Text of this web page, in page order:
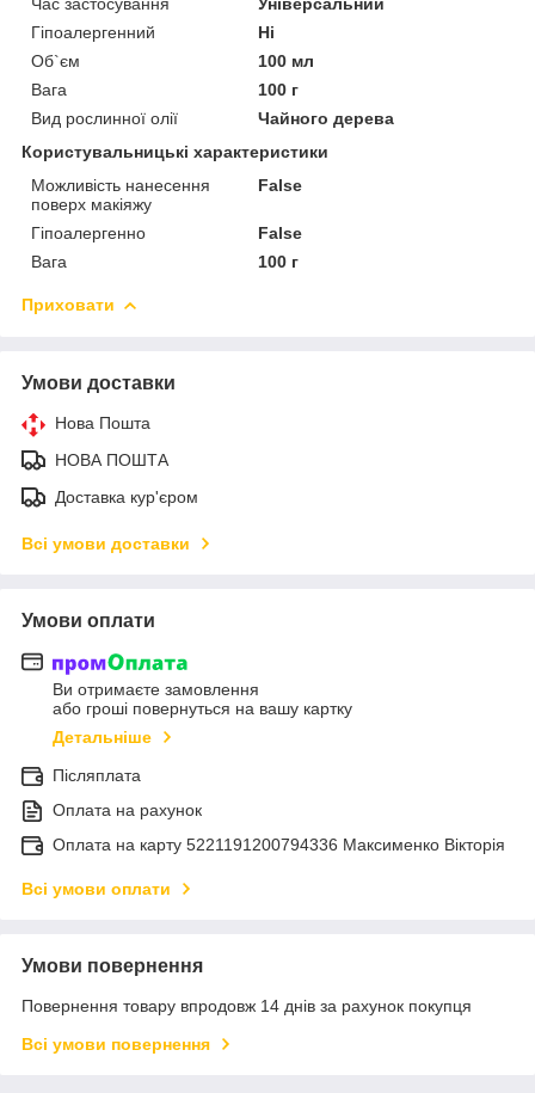
Гіпоалергенний
Ні
Об`єм
100 мл
Вага
100 г
Вид рослинної олії
Чайного дерева
Користувальницькі характеристики
Можливість нанесення
поверх макіяжу
False
Гіпоалергенно
False
Вага
100 г
Приховати
Умови доставки
Нова Пошта
НОВА ПОШТА
Доставка кур'єром
Всі умови доставки
Умови оплати
Ви отримаєте замовлення
або гроші повернуться на вашу картку
Детальніше
Післяплата
Оплата на рахунок
Оплата на карту 5221191200794336 Максименко Вікторія
Всі умови оплати
Умови повернення
Повернення товару впродовж 14 днів за рахунок покупця
Всі умови повернення